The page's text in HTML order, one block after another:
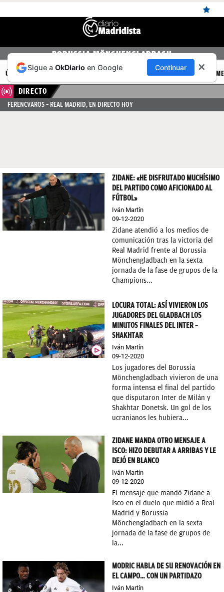
ÚLTIMAS
NOTICIAS
REAL
MADRID
DIRECTO
FEMENINO
PAPARAZZI
BORUSSIA MÖNCHENGLADBACH
ÚLTIMAS NOTICIAS REAL MADRID BALONCESTO CANTERA
DIRECTO
FERENCVAROS – REAL MADRID, EN DIRECTO HOY
ZIDANE: «HE DISFRUTADO MUCHÍSIMO
DEL PARTIDO COMO AFICIONADO AL
FÚTBOL»
Iván Martín
09-12-2020
Zidane atendió a los medios de
comunicación tras la victoria del
Real Madrid frente al Borussia
Mönchengladbach en la sexta
jornada de la fase de grupos de la
Champions...
LOCURA TOTAL: ASÍ VIVIERON LOS
JUGADORES DEL GLADBACH LOS
MINUTOS FINALES DEL INTER –
SHAKHTAR
Iván Martín
09-12-2020
Los jugadores del Borussia
Mönchengladbach vivieron de una
forma intensa el final del partido
que disputaron Inter de Milán y
Shakhtar Donetsk. Un gol de los
ucranianos les hubiera...
ZIDANE MANDA OTRO MENSAJE A
ISCO: HIZO DEBUTAR A ARRIBAS Y LE
DEJÓ EN BLANCO
Iván Martín
09-12-2020
El mensaje que mandó Zidane a
Isco en el duelo que midió a Real
Madrid y Borussia
Mönchengladbach en la sexta
jornada de la fase de grupos de
la...
MODRIC HABLA DE SU RENOVACIÓN EN
EL CAMPO… CON UN PARTIDAZO
Iván Martín
Sigue a OkDiario en Google Continuar ✕